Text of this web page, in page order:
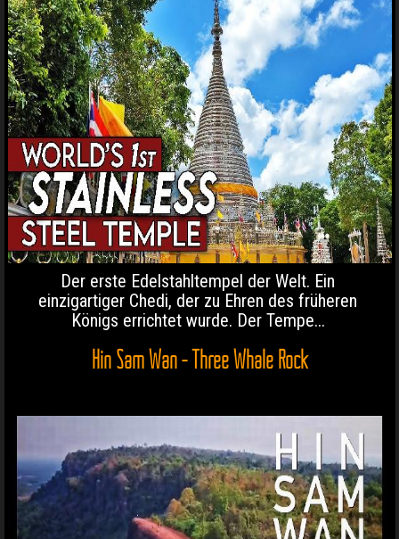
Der erste Edelstahltempel der Welt. Ein
einzigartiger Chedi, der zu Ehren des früheren
Königs errichtet wurde. Der Tempe...
Hin Sam Wan - Three Whale Rock